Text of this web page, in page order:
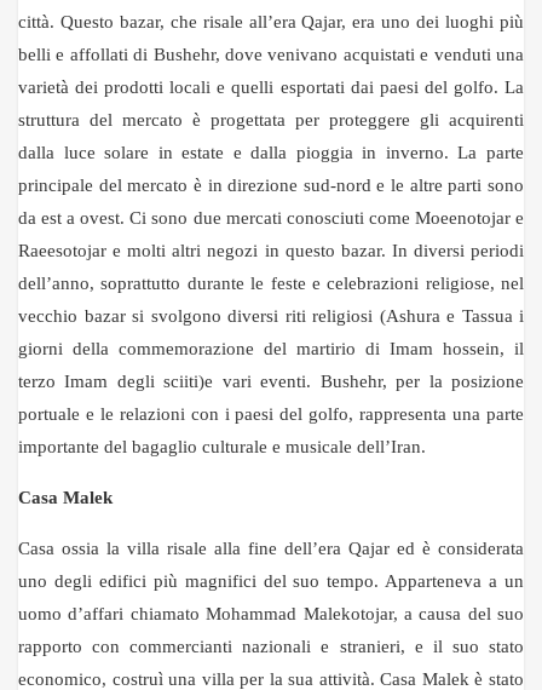
città. Questo bazar, che risale all’era Qajar, era uno dei luoghi più
belli e affollati di Bushehr, dove venivano acquistati e venduti una
varietà dei prodotti locali e quelli esportati dai paesi del golfo. La
struttura del mercato è progettata per proteggere gli acquirenti
dalla luce solare in estate e dalla pioggia in inverno. La parte
principale del mercato è in direzione sud-nord e le altre parti sono
da est a ovest. Ci sono due mercati conosciuti come Moeenotojar e
Raeesotojar e molti altri negozi in questo bazar. In diversi periodi
dell’anno, soprattutto durante le feste e celebrazioni religiose, nel
vecchio bazar si svolgono diversi riti religiosi (Ashura e Tassua i
giorni della commemorazione del martirio di Imam hossein, il
terzo Imam degli sciiti)e vari eventi. Bushehr, per la posizione
portuale e le relazioni con i paesi del golfo, rappresenta una parte
importante del bagaglio culturale e musicale dell’Iran.
Casa Malek
Casa ossia la villa risale alla fine dell’era Qajar ed è considerata
uno degli edifici più magnifici del suo tempo. Apparteneva a un
uomo d’affari chiamato Mohammad Malekotojar, a causa del suo
rapporto con commercianti nazionali e stranieri, e il suo stato
economico, costruì una villa per la sua attività. Casa Malek è stato